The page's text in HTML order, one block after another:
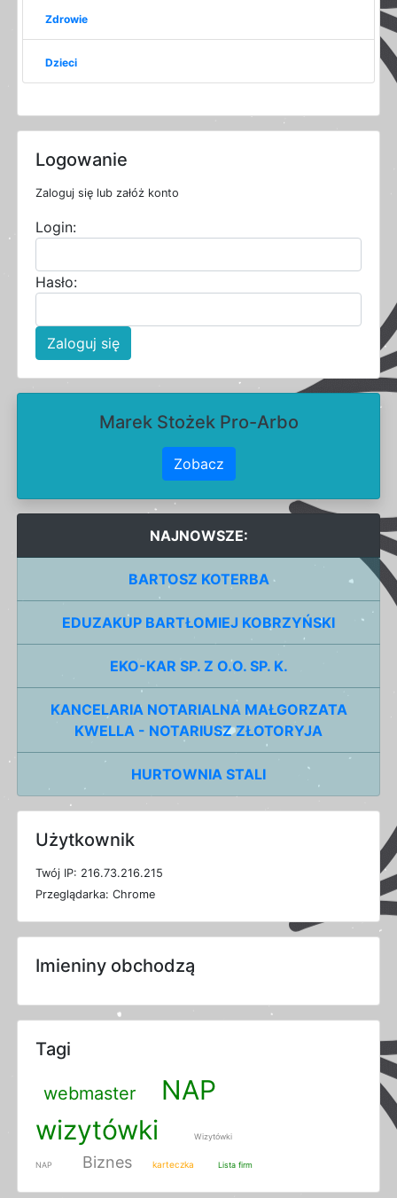
Zdrowie
Dzieci
Logowanie
Zaloguj się lub załóż konto
Login:
Hasło:
Zaloguj się
Marek Stożek Pro-Arbo
Zobacz
NAJNOWSZE:
BARTOSZ KOTERBA
EDUZAKUP BARTŁOMIEJ KOBRZYŃSKI
EKO-KAR SP. Z O.O. SP. K.
KANCELARIA NOTARIALNA MAŁGORZATA
KWELLA - NOTARIUSZ ZŁOTORYJA
HURTOWNIA STALI
Użytkownik
Twój IP: 216.73.216.215
Przeglądarka: Chrome
Imieniny obchodzą
Tagi
webmaster
NAP
wizytówki
Wizytówki
NAP Biznes karteczka Lista firm